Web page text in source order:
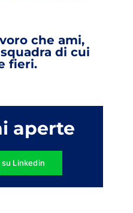
che ami,
di cui
fieri.
aperte
Linkedin